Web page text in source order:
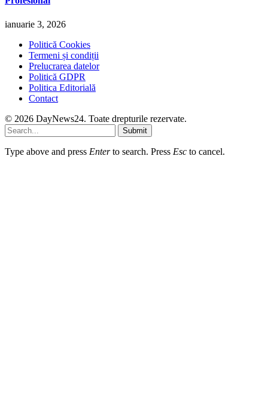
ianuarie 3, 2026
Politică Cookies
Termeni și condiții
Prelucrarea datelor
Politică GDPR
Politica Editorială
Contact
© 2026 DayNews24. Toate drepturile rezervate.
Submit
Type above and press Enterto search. Press Esc to cancel.